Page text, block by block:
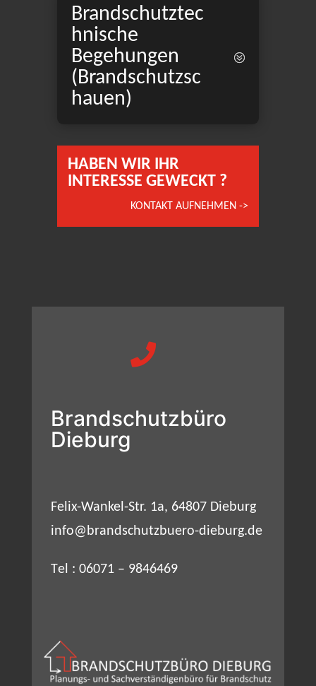
Brandschutztec
hnische
Begehungen
(Brandschutzsc
hauen)
HABEN WIR IHR
INTERESSE GEWECKT ?
KONTAKT AUFNEHMEN ->

Brandschutzbüro
Dieburg
Felix-Wankel-Str. 1a, 64807 Dieburg
info@brandschutzbuero-dieburg.de
Tel : 06071 – 9846469